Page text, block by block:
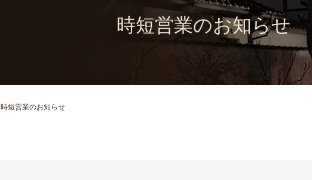
時短営業のお知らせ
時短営業のお知らせ